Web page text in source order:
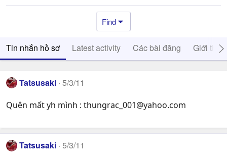
Find
Tin nhắn hồ sơ Latest activity Các bài đăng Giới thiệu
Tatsusaki 5/3/11
Quên mất yh mình : thungrac_001@yahoo.com
Tatsusaki 5/3/11